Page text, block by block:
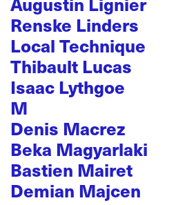
Renske Linders
Local Technique
Thibault Lucas
Isaac Lythgoe
M
Denis Macrez
Beka Magyarlaki
Bastien Mairet
Demian Majcen